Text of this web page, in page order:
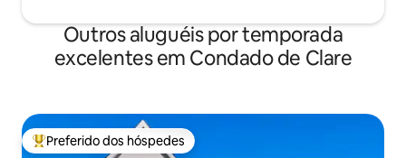
Outros aluguéis por temporada
excelentes em Condado de Clare
Entre os melhores preferidos dos hóspedes
Preferido dos hóspedes